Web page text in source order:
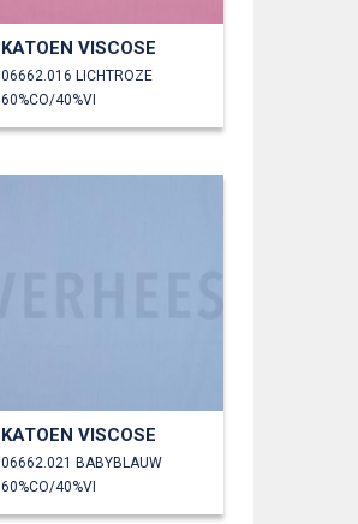
KATOEN VISCOSE
06662.016 LICHTROZE
60%CO/40%VI
KATOEN VISCOSE
06662.021 BABYBLAUW
60%CO/40%VI